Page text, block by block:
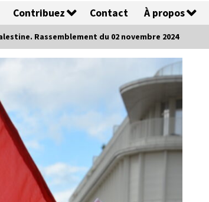
Contribuez Contact À propos
Rassemblement du 02 novembre 2024